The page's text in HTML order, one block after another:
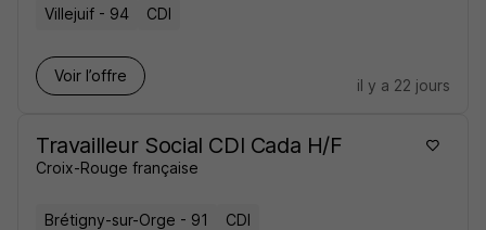
Villejuif - 94 CDI
Voir l’offre
il y a 22 jours
Travailleur Social CDI Cada H/F
Croix-Rouge française
Brétigny-sur-Orge - 91
CDI